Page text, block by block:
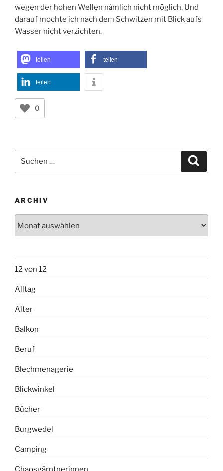
wegen der hohen Wellen nämlich nicht möglich. Und
darauf mochte ich nach dem Schwitzen mit Blick aufs
Wasser nicht verzichten.
teilen teilen
teilen
0
nach:
ARCHIV
12 von 12
Alltag
Alter
Balkon
Beruf
Blechmenagerie
Blickwinkel
Bücher
Burgwedel
Camping
Chaosgärntnerinnen